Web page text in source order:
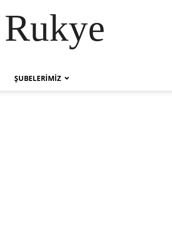
ŞUBELERIMIZ